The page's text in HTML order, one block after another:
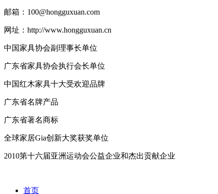
邮箱：100@hongguxuan.com
网址：http://www.hongguxuan.cn
中国家具协会副理事长单位
广东省家具协会执行会长单位
中国红木家具十大受欢迎品牌
广东省名牌产品
广东省著名商标
全球家居Gia创新大奖获奖单位
2010第十六届亚洲运动会公益企业和杰出贡献企业
首页